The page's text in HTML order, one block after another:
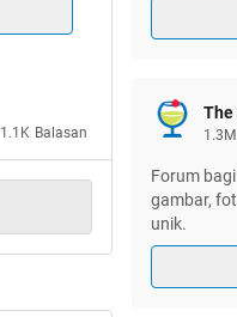
ane
1.1K Balasan
The
1.3M
Forum
gambar,
unik.